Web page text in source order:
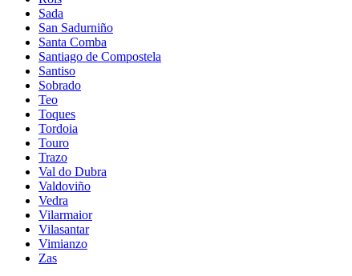
Sada
San Sadurniño
Santa Comba
Santiago de Compostela
Santiso
Sobrado
Teo
Toques
Tordoia
Touro
Trazo
Val do Dubra
Valdoviño
Vedra
Vilarmaior
Vilasantar
Vimianzo
Zas